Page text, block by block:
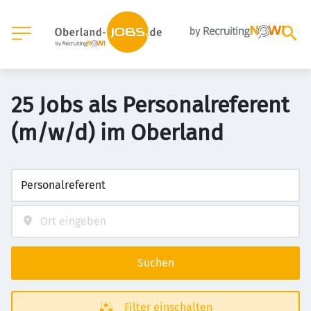
25 Jobs als Personalreferent
(m/w/d) im Oberland
Suchen
Filter einschalten